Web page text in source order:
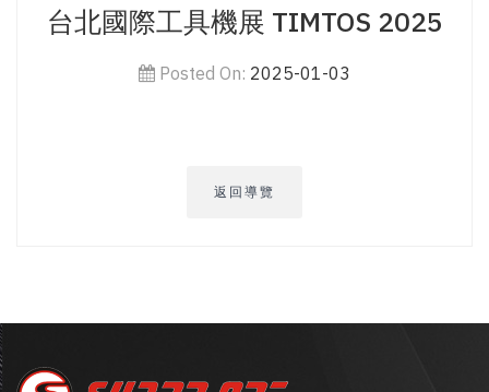
台北國際工具機展 TIMTOS 2025
Posted On: 2025-01-03
返回導覽